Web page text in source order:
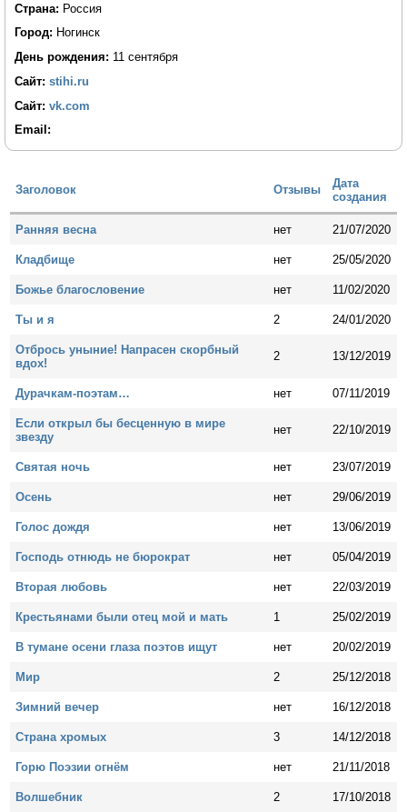
Страна: Россия
Город: Ногинск
День рождения: 11 сентября
Сайт: stihi.ru
Сайт: vk.com
Email:
Заголовок Отзывы
Дата
создания
Ранняя весна нет 21/07/2020
Кладбище нет 25/05/2020
Божье благословение нет 11/02/2020
Ты и я 2 24/01/2020
Отбрось уныние! Напрасен скорбный
вдох!
2 13/12/2019
Дурачкам-поэтам… нет 07/11/2019
Если открыл бы бесценную в мире
звезду
нет 22/10/2019
Святая ночь нет 23/07/2019
Осень нет 29/06/2019
Голос дождя нет 13/06/2019
Господь отнюдь не бюрократ нет 05/04/2019
Вторая любовь нет 22/03/2019
Крестьянами были отец мой и мать 1 25/02/2019
В тумане осени глаза поэтов ищут нет 20/02/2019
Мир 2 25/12/2018
Зимний вечер нет 16/12/2018
Страна хромых 3 14/12/2018
Горю Поэзии огнём нет 21/11/2018
Волшебник 2 17/10/2018